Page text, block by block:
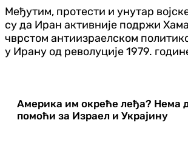
Међутим, протести и унутар
су да Иран активније подржи
чврстом антиизраелском
у Ирану од револуције 1979.
Америка им окреће леђа? Нема
помоћи за Израел и Украјину